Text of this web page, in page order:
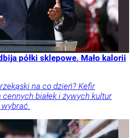
półki sklepowe. Mało kalorii
na co dzień? Kefir
białek i żywych kultur